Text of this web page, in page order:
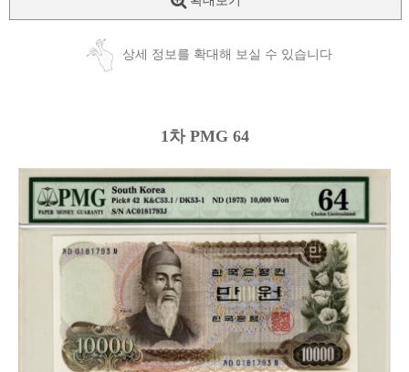
상세 정보를 확대해 보실 수 있습니다
1차 PMG 64